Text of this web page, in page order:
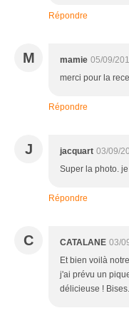
Répondre
M mamie 05/09/
merci pour la
Répondre
J jacquart 03/09/
Super la photo.
Répondre
C CATALANE 03/
Et bien voilà
j'ai prévu un
délicieuse ! Bises.